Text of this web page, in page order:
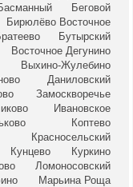
Беговой
Бирюлёво Восточное
Бутырский
Восточное Дегунино
Выхино-Жулебино
Даниловский
Замоскворечье
Ивановское
Коптево
Красносельский
Кунцево
Куркино
Ломоносовский
Марьина Роща